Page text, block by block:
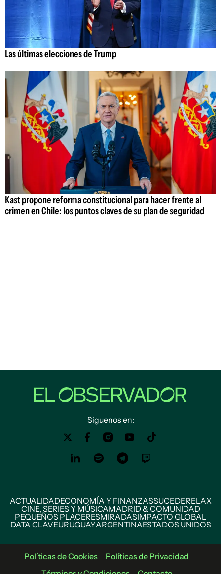
Las últimas elecciones de Trump
Kast propone reforma constitucional para hacer frente al
crimen en Chile: los puntos claves de su plan de seguridad
Siguenos en:
ACTUALIDADECONOMÍA Y FINANZASSUCEDERELAX
CINE, SERIES Y MÚSICAMADRID & COMUNIDAD
PEQUEÑOS PLACERESMIRADASIMPACTO GLOBAL
DATA CLAVEURUGUAYARGENTINAESTADOS UNIDOS
Políticas de Cookies
Políticas de Privacidad